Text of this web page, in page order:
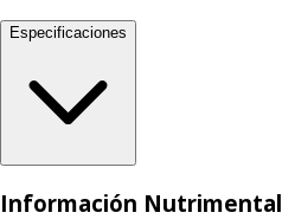
Especificaciones
Información Nutrimental